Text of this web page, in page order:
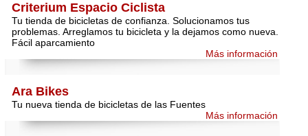
Criterium Espacio Ciclista
Tu tienda de bicicletas de confianza. Solucionamos tus
problemas. Arreglamos tu bicicleta y la dejamos como nueva.
Fácil aparcamiento
Más información
Ara Bikes
Tu nueva tienda de bicicletas de las Fuentes
Más información